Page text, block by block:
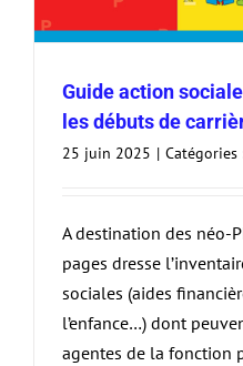
Guide action
les débuts de
25 juin 2025 | Catégories
A destination des néo-
pages dresse
sociales (aides
l’enfance…) dont
agentes de la fonction